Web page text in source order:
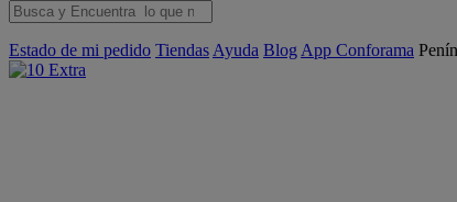
Estado de mi pedido Tiendas Ayuda Blog App Conforama